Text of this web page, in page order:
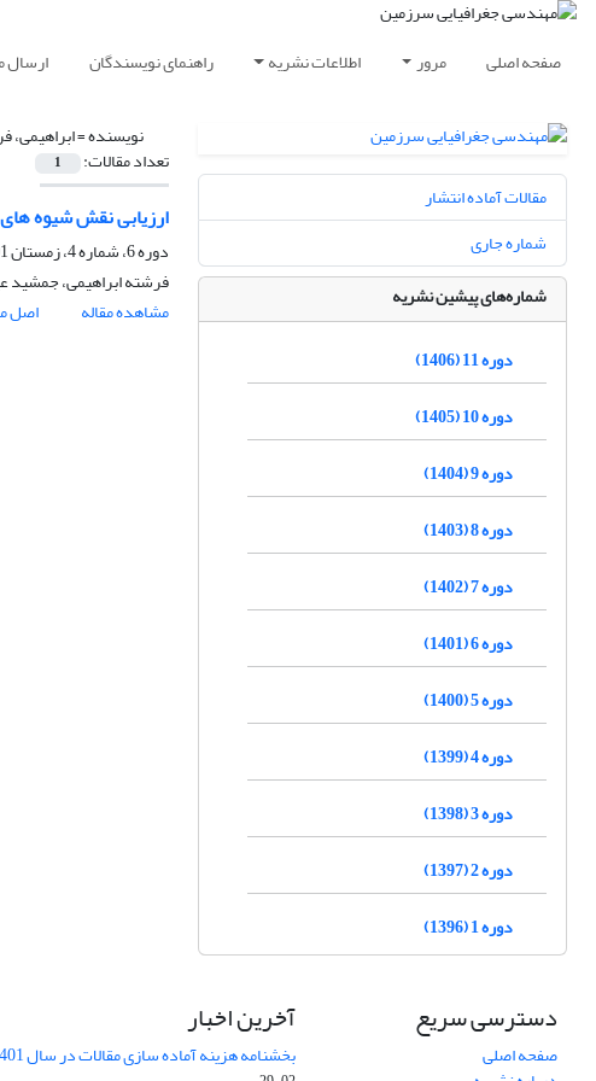
صفحه اصلی مرور اطلاعات نشریه راهنمای نویسندگان ارسال
نویسنده =ابراهیمی،
تعداد مقالات: 1
ارزیابی نقش شیوه
دوره 6، شماره 4، زمستان 1401، صفحه
فرشته ابراهیمی، جمشید
مشاهده مقاله
اصل
مقالات آماده انتشار
شماره جاری
شماره‌های پیشین نشریه
دوره 11 (1406)
دوره 10 (1405)
دوره 9 (1404)
دوره 8 (1403)
دوره 7 (1402)
دوره 6 (1401)
دوره 5 (1400)
دوره 4 (1399)
دوره 3 (1398)
دوره 2 (1397)
دوره 1 (1396)
دسترسی سریع
صفحه اصلی
آخرین اخبار
بخشنامه هزینه آماده سازی مقالات در سال 1401